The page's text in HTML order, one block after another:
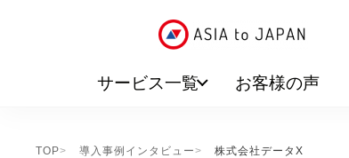
サービス一覧 お客様の声
TOP 導入事例インタビュー 株式会社データX